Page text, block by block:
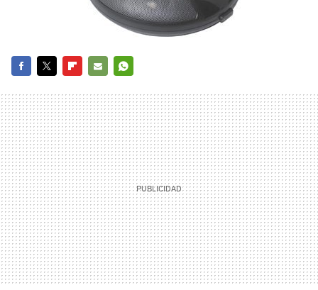
MAIL